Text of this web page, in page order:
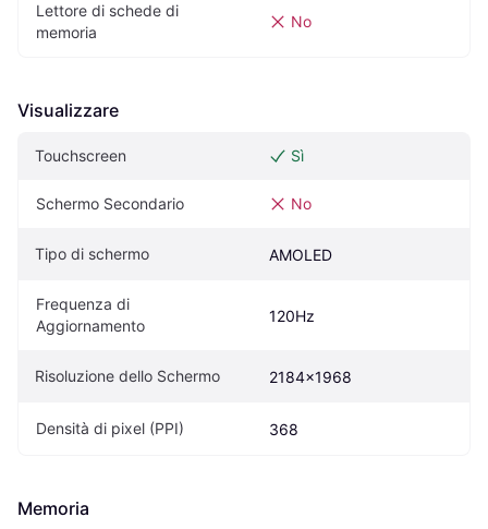
Lettore di schede di
memoria
No
Visualizzare
Touchscreen Sì
Schermo Secondario No
Tipo di schermo AMOLED
Frequenza di
Aggiornamento
120Hz
Risoluzione dello Schermo 2184x1968
Densità di pixel (PPI) 368
Memoria